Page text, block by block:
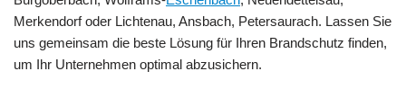
Merkendorf oder Lichtenau, Ansbach, Petersaurach. Lassen Sie
uns gemeinsam die beste Lösung für Ihren Brandschutz finden,
um Ihr Unternehmen optimal abzusichern.